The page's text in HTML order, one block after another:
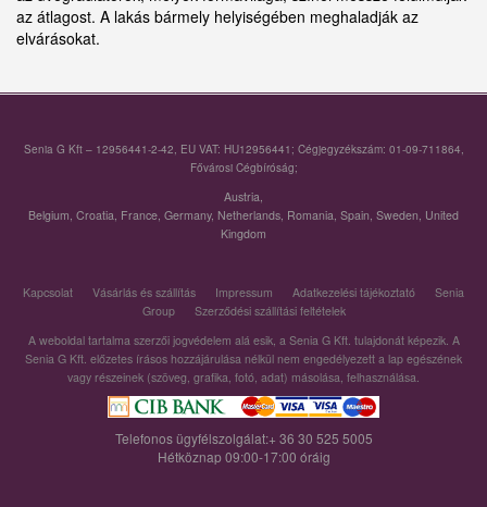
az átlagost. A lakás bármely helyiségében meghaladják az
elvárásokat.
Senia G Kft – 12956441-2-42, EU VAT: HU12956441; Cégjegyzékszám: 01-09-711864,
Fővárosi Cégbíróság;
Austria,
Belgium, Croatia, France, Germany, Netherlands, Romania, Spain, Sweden, United
Kingdom
Kapcsolat Vásárlás és szállítás Impressum Adatkezelési tájékoztató
Senia
Group
Szerződési szállítási feltételek
A weboldal tartalma szerzői jogvédelem alá esik, a Senia G Kft. tulajdonát képezik. A
Senia G Kft. előzetes írásos hozzájárulása nélkül nem engedélyezett a lap egészének
vagy részeinek (szöveg, grafika, fotó, adat) másolása, felhasználása.
Telefonos ügyfélszolgálat:+ 36 30 525 5005
Hétköznap 09:00-17:00 óráig